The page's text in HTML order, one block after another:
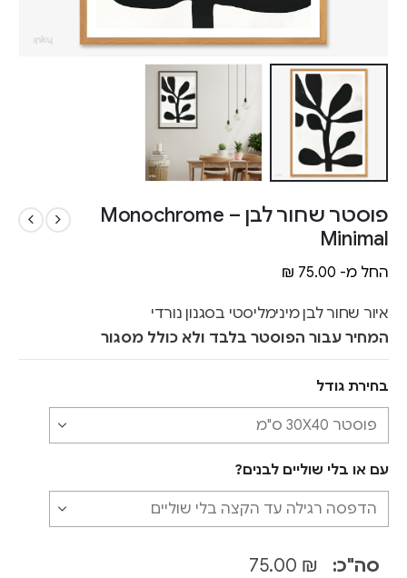
פוסטר שחור לבן – Monochrome
Minimal
החל מ- ₪ 75.00
איור שחור לבן מינימליסטי בסגנון נורדי
המחיר עבור הפוסטר בלבד ולא כולל מסגור
בחירת גודל
עם או בלי שוליים לבנים?
סה"כ: ₪